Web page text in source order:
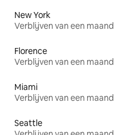
New York
Verblijven van een maand
Florence
Verblijven van een maand
Miami
Verblijven van een maand
Seattle